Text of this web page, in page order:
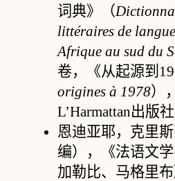
词典》（
littéraires de
Afrique au sud du
卷，《从起源到
origines à 1978）
L’Harmattan出版
恩迪亚耶，克里
编），《法语文学
加勒比、马格里布